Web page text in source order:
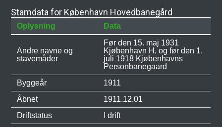
Stamdata for København Hovedbanegård
Oplysning Data
Andre navne og
stavemåder
Før den 15. maj 1931
Kjøbenhavn H, og før den 1.
juli 1918 Kjøbenhavns
Personbanegaard
Byggeår
1911
Åbnet
1911.12.01
Driftstatus
I drift